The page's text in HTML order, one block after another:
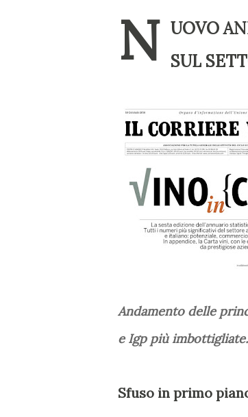
N UOVO
SUL
Andamento delle
e Igp più imbottigliate.
Sfuso in primo